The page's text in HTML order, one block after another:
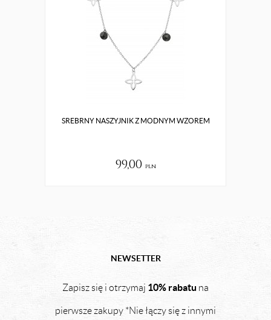
SREBRNY NASZYJNIK Z MODNYM WZOREM
99,00 pln
NEWSETTER
Zapisz się i otrzymaj 10% rabatu na
pierwsze zakupy *Nie łączy się z innymi